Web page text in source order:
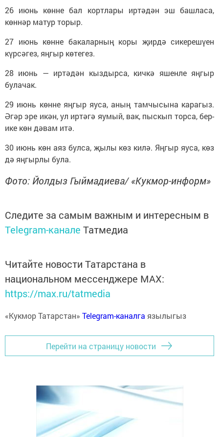
26 июнь көнне бал кортлары иртәдән эш башласа,
көннәр матур торыр.
27 июнь көнне бакаларның коры җирдә сикерешүен
күрсәгез, яңгыр көтегез.
28 июнь — иртәдән кыздырса, кичкә яшенле яңгыр
булачак.
29 июнь көнне яңгыр яуса, аның тамчысына карагыз.
Әгәр эре икән, ул иртәгә яумый, вак, пыскып торса, бер-
ике көн дәвам итә.
30 июнь көн аяз булса, җылы көз килә. Яңгыр яуса, көз
дә яңгырлы була.
Фото: Йолдыз Гыймадиева/ «Кукмор-информ»
Следите за самым важным и интересным в
Telegram-канале Татмедиа
Читайте новости Татарстана в
национальном мессенджере MАХ:
https://max.ru/tatmedia
«Кукмор Татарстан» Telegram-каналга язылыгыз
Перейти на страницу новости